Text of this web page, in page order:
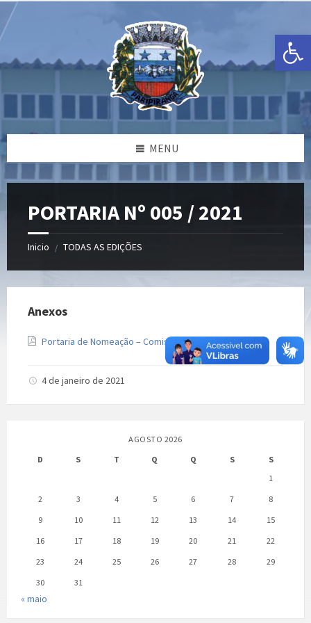
Open toolbar
Ir
para
o
conteúdo
Pular
para
a
barra
lateral
esquerda
Pular
para
o
rodapé
MENU
PORTARIA Nº 005 / 2021
Inicio / TODAS AS EDIÇÕES
Anexos
Portaria de Nomeação – Comissão de LicitaçãoExtensão
de
arquivo:
Tamanho
do
arquivo:
447 kB
4 de janeiro de 2021
AGOSTO 2026
D
S T Q Q S
S
1
2
3 4 5 6 7
8
9
10 11 12 13 14
15
16
17 18 19 20 21
22
23
24 25 26 27 28
29
30
31
« maio